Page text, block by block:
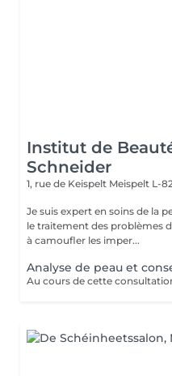
Institut de
Schneider
1, rue de Keispelt Meispelt L-
Je suis expert en soins de la peau et
le traitement des problèmes de peau. Ne perdez
à camoufler les imper...
Analyse de peau et